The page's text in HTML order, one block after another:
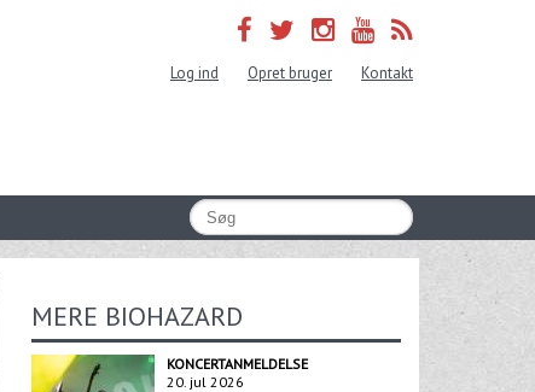
Log ind Opret bruger Kontakt
MERE BIOHAZARD
KONCERTANMELDELSE
20. jul 2026